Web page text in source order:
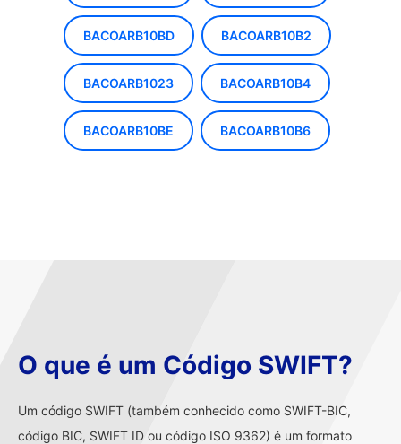
BACOARB10BD BACOARB10B2
BACOARB1023 BACOARB10B4
BACOARB10BE BACOARB10B6
O que é um Código SWIFT?
Um código SWIFT (também conhecido como SWIFT-BIC,
código BIC, SWIFT ID ou código ISO 9362) é um formato